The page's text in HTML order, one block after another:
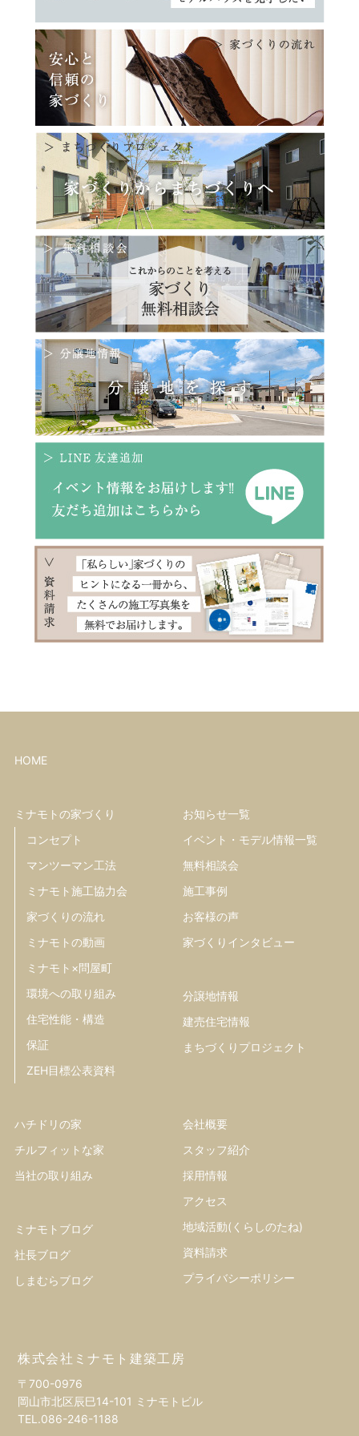
HOME
ミナモトの家づくり
コンセプト
マンツーマン工法
ミナモト施工協力会
家づくりの流れ
ミナモトの動画
ミナモト×問屋町
環境への取り組み
住宅性能・構造
保証
ZEH目標公表資料
お知らせ一覧
イベント・モデル情報一覧
無料相談会
施工事例
お客様の声
家づくりインタビュー
分譲地情報
建売住宅情報
まちづくりプロジェクト
ハチドリの家
チルフィットな家
当社の取り組み
ミナモトブログ
社長ブログ
しまむらブログ
会社概要
スタッフ紹介
採用情報
アクセス
地域活動(くらしのたね)
資料請求
プライバシーポリシー
株式会社ミナモト建築工房
〒700-0976
岡山市北区辰巳14-101 ミナモトビル
TEL.086-246-1188